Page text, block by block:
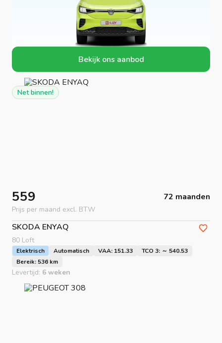
Bekijk ons aanbod
Net binnen!
559 72 maanden
Prijs per maand excl. BTW
SKODA ENYAQ
80 Loft
Elektrisch Automatisch VAA: 151.33
TCO 3: ～ 540.53
Bereik: 536 km
Levertijd: 6 weken